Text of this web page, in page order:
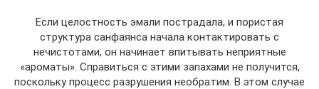
Если целостность эмали пострадала, и пористая
структура санфаянса начала контактировать с
нечистотами, он начинает впитывать неприятные
«ароматы». Справиться с этими запахами не получится,
поскольку процесс разрушения необратим. В этом случае